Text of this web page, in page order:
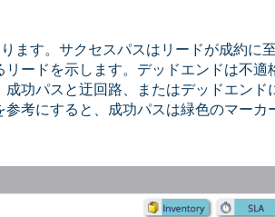
ます。サクセスパスはリードが成約に
ードを示します。デッドエンドは不適
功パスと迂回路、またはデッドエンド
考にすると、成功パスは緑色のマーカ